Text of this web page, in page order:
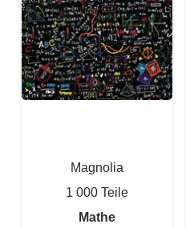
Magnolia
1 000 Teile
Mathe